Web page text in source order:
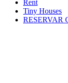
Rent
Tiny Houses
RESERVAR